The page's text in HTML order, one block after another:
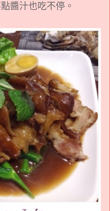
醬汁也吃不停。